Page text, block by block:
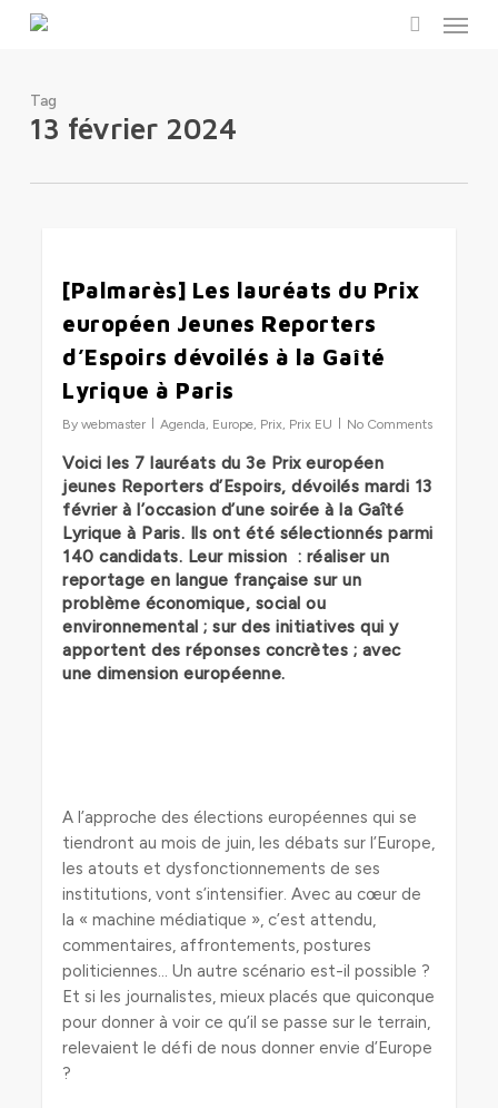
Menu
Tag
13 février 2024
[Palmarès] Les lauréats du Prix
européen Jeunes Reporters
d’Espoirs dévoilés à la Gaîté
Lyrique à Paris
By webmaster Agenda, Europe, Prix, Prix EU No Comments
Voici les 7 lauréats du 3e Prix européen
jeunes Reporters d’Espoirs, dévoilés mardi 13
février à l’occasion d’une soirée à la Gaîté
Lyrique à Paris. Ils ont été sélectionnés parmi
140 candidats. Leur mission : réaliser un
reportage en langue française sur un
problème économique, social ou
environnemental ; sur des initiatives qui y
apportent des réponses concrètes ; avec
une dimension européenne.
A l’approche des élections européennes qui se
tiendront au mois de juin, les débats sur l’Europe,
les atouts et dysfonctionnements de ses
institutions, vont s’intensifier. Avec au cœur de
la « machine médiatique », c’est attendu,
commentaires, affrontements, postures
politiciennes… Un autre scénario est-il possible ?
Et si les journalistes, mieux placés que quiconque
pour donner à voir ce qu’il se passe sur le terrain,
relevaient le défi de nous donner envie d’Europe
?